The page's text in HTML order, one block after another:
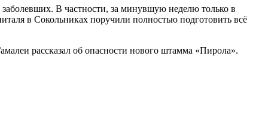
В частности, за минувшую неделю только в
в Сокольниках поручили полностью подготовить всё
рассказал об опасности нового штамма «Пирола».